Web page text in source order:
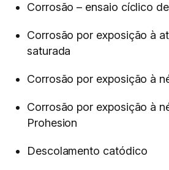
Corrosão – ensaio cíclico
Corrosão por exposição à
saturada
Corrosão por exposição à
Corrosão por exposição à
Prohesion
Descolamento catódico